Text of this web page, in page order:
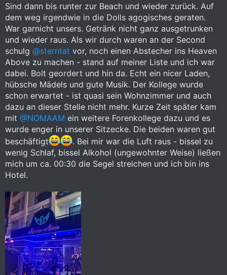
Sind dann bis runter zur Beach und wieder zurück. Auf
dem weg irgendwie in die Dolls agogisches geraten.
War garnicht unsers. Getränk nicht ganz ausgetrunken
und wieder raus. Als wir durch waren an der Second
schulg @sterntat vor, noch einen Abstecher ins Heaven
Above zu machen - stand auf meiner Liste und ich war
dabei. Bolt geordert und hin da. Echt ein nicer Laden,
hübsche Mädels und gute Musik. Der Kollege wurde
schon erwartet - ist quasi sein Wohnzimmer und auch
dazu an dieser Stelle nicht mehr. Kurze Zeit später kam
mit @NOMAAM ein weitere Forenkollege dazu und es
wurde enger in unserer Sitzecke. Die beiden waren gut
beschäftigt
. Bei mir war die Luft raus - bissel zu
wenig Schlaf, bissel Alkohol (ungewohnter Weise) ließen
mich um ca. 00:30 die Segel streichen und ich bin ins
Hotel.